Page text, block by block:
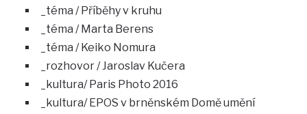
_téma / Příběhy v kruhu
_téma / Marta Berens
_téma / Keiko Nomura
_rozhovor / Jaroslav Kučera
_kultura/ Paris Photo 2016
_kultura/ EPOS v brněnském Domě umění